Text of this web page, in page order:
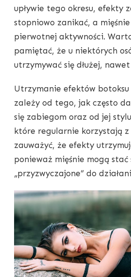
upływie tego okresu, efekty
stopniowo zanikać, a
pierwotnej aktywności.
pamiętać, że u niektórych
utrzymywać się dłużej,
Utrzymanie efektów botoksu
zależy od tego, jak często
się zabiegom oraz od jej
które regularnie korzystają z
zauważyć, że efekty
ponieważ mięśnie mogą stać
„przyzwyczajone” do